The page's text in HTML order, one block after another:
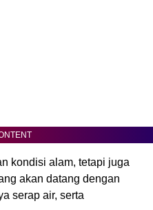
kondisi alam, tetapi juga
akan datang dengan
serap air, serta